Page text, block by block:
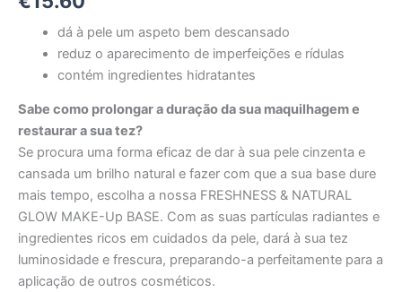
dá à pele um aspeto bem descansado
reduz o aparecimento de imperfeições e rídulas
contém ingredientes hidratantes
Sabe como prolongar a duração da sua maquilhagem e
restaurar a sua tez?
Se procura uma forma eficaz de dar à sua pele cinzenta e
cansada um brilho natural e fazer com que a sua base dure
mais tempo, escolha a nossa FRESHNESS & NATURAL
GLOW MAKE-Up BASE. Com as suas partículas radiantes e
ingredientes ricos em cuidados da pele, dará à sua tez
luminosidade e frescura, preparando-a perfeitamente para a
aplicação de outros cosméticos.